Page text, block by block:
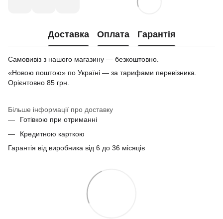
Доставка Оплата Гарантія
Самовивіз з нашого магазину — безкоштовно.
«Новою поштою» по Україні — за тарифами перевізника.
Орієнтовно 85 грн.
Більше інформації про доставку
Готівкою при отриманні
Кредитною карткою
Гарантія від виробника від 6 до 36 місяців